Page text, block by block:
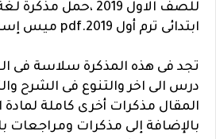
للصف الاول 2019 ،حمل
ابتدائى ترم أول 2019.pdf ميس إسراء.
تجد فى هذه المذكرة سلاسة فى
درس الى اخر والتنوع فى الشرح
المقال مذكرات أخرى كاملة لمادة
بالإضافة إلى مذكرات ومراجعات